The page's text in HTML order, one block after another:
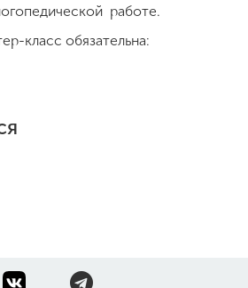
работе.
класс обязательна: